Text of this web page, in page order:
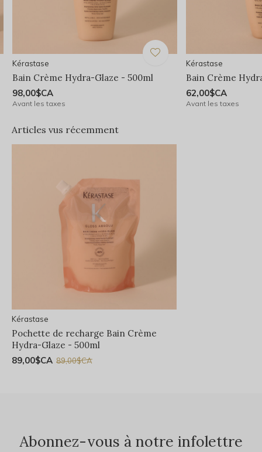
Kérastase
Bain Crème Hydra-Glaze - 500ml
98,00$CA
Avant les taxes
Kérastase
Bain Crème
62,00$CA
Avant les taxes
Articles vus récemment
Kérastase
Pochette de recharge Bain Crème
Hydra-Glaze - 500ml
89,00$CA 89,00$CA
Abonnez-vous à notre infolettre